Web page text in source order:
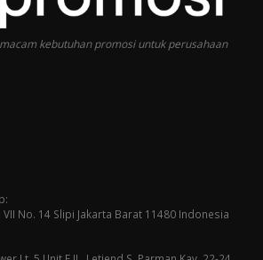
kebutuhan promosi untuk perusahaan
VII No. 14 Slipi Jakarta Barat 11480 Indonesia